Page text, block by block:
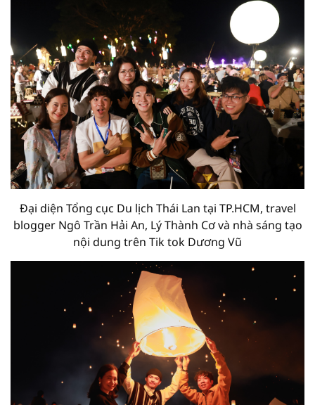
Đại diện Tổng cục Du lịch Thái Lan tại TP.HCM, travel
blogger Ngô Trần Hải An, Lý Thành Cơ và nhà sáng tạo
nội dung trên Tik tok Dương Vũ